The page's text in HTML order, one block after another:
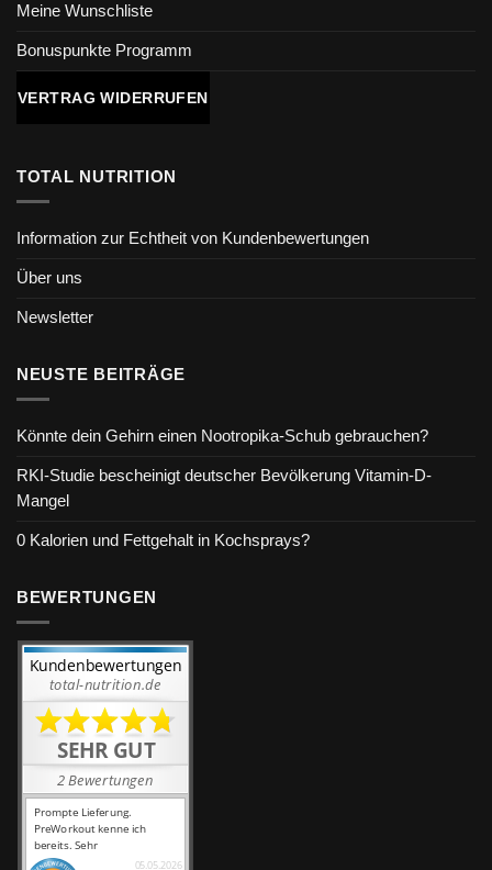
Meine Wunschliste
Bonuspunkte Programm
VERTRAG WIDERRUFEN
TOTAL NUTRITION
Information zur Echtheit von Kundenbewertungen
Über uns
Newsletter
NEUSTE BEITRÄGE
Könnte dein Gehirn einen Nootropika-Schub gebrauchen?
RKI-Studie bescheinigt deutscher Bevölkerung Vitamin-D-
Mangel
0 Kalorien und Fettgehalt in Kochsprays?
BEWERTUNGEN